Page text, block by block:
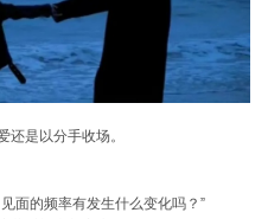
是以分手收场。
面的频率有发生什么变化吗？”